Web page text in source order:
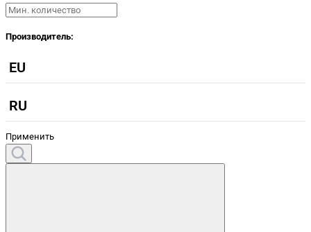
Производитель:
EU
RU
Применить